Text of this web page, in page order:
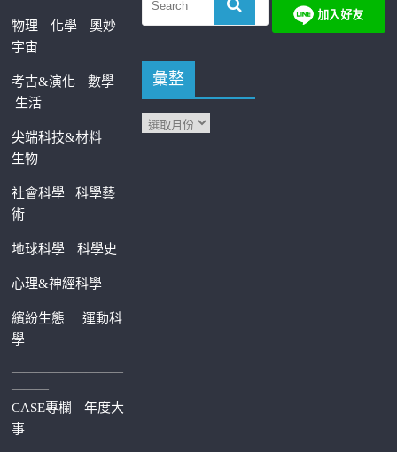
物理 化學
奧妙
宇宙
考古&演化
數學
生活
尖端科技&材料
生物
社會科學科學藝
術
地球科學 科學史
心理&神經科學
繽紛生態運動科
學
—————————
———
CASE專欄
年度大
事
彙整